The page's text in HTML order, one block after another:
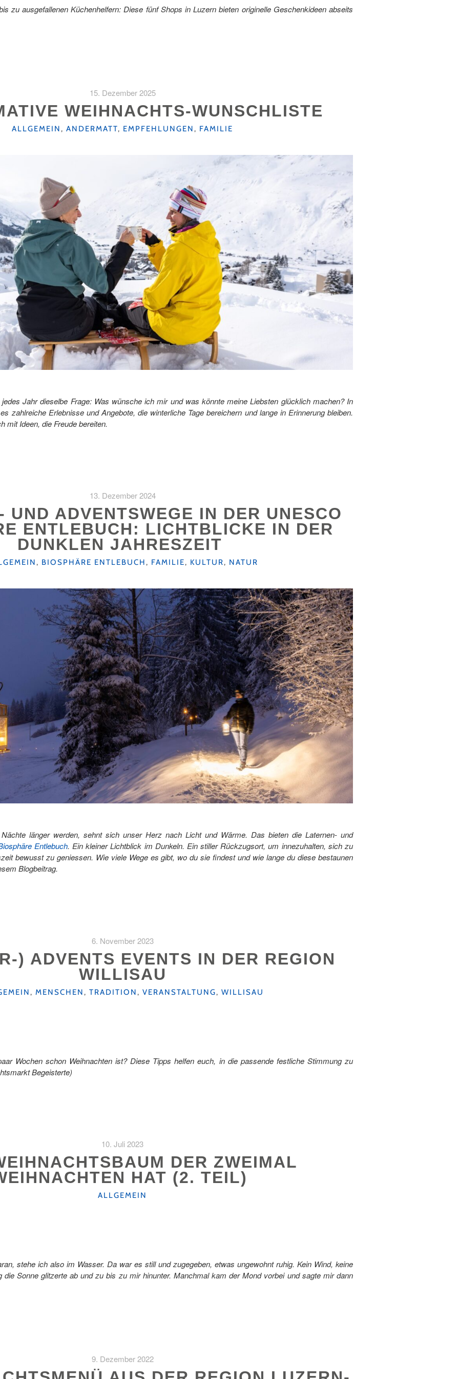
zu ausgefallenen Küchenhelfern: Diese fünf Shops in Luzern bieten originelle Geschenkideen abseits
15. Dezember 2025
WEIHNACHTS-WUNSCHLISTE
KATEGORIEN
ALLGEMEIN , ANDERMATT, EMPFEHLUNGEN , FAMILIE
Jahr dieselbe Frage: Was wünsche ich mir und was könnte meine Liebsten glücklich machen? In
zahlreiche Erlebnisse und Angebote, die winterliche Tage bereichern und lange in Erinnerung bleiben.
mit Ideen, die Freude bereiten.
13. Dezember 2024
UND ADVENTSWEGE IN DER UNESCO
ENTLEBUCH: LICHTBLICKE IN DER
DUNKLEN JAHRESZEIT
, BIOSPHÄRE ENTLEBUCH, FAMILIE, KULTUR, NATUR
länger werden, sehnt sich unser Herz nach Licht und Wärme. Das bieten die Laternen- und
Entlebuch. Ein kleiner Lichtblick im Dunkeln. Ein stiller Rückzugsort, um innezuhalten, sich zu
bewusst zu geniessen. Wie viele Wege es gibt, wo du sie findest und wie lange du diese bestaunen
Blogbeitrag.
6. November 2023
) ADVENTS EVENTS IN DER REGION
WILLISAU
, MENSCHEN, TRADITION, VERANSTALTUNG, WILLISAU
Wochen schon Weihnachten ist? Diese Tipps helfen euch, in die passende festliche Stimmung zu
Begeisterte)
10. Juli 2023
DER ZWEIMAL
HAT (2. TEIL)
KATEGORIEN
ALLGEMEIN
stehe ich also im Wasser. Da war es still und zugegeben, etwas ungewohnt ruhig. Kein Wind, keine
die Sonne glitzerte ab und zu bis zu mir hinunter. Manchmal kam der Mond vorbei und sagte mir dann
9. Dezember 2022